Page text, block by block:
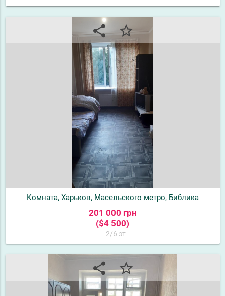
share star_border
Комната, Харьков, Масельского метро, Библика
201 000 грн
($4 500)
2/6 эт
share star_border